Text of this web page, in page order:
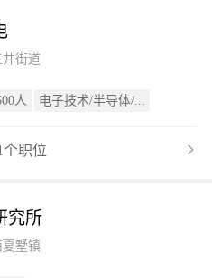
街道
人 电子技术/半导体/...
个职位
究所
夏墅镇